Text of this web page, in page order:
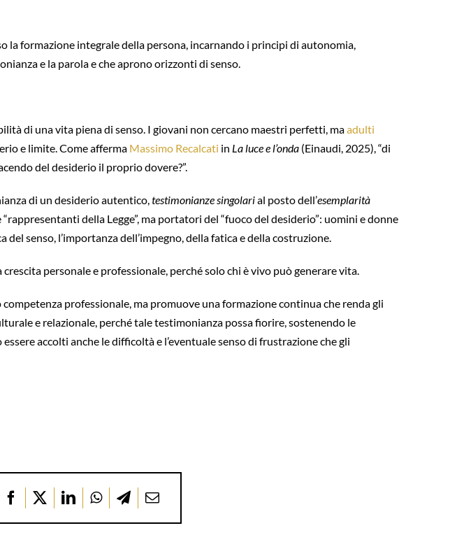
la formazione integrale della persona, incarnando i principi di autonomia,
e la parola e che aprono orizzonti di senso.
di una vita piena di senso. I giovani non cercano maestri perfetti, maadulti
e limite. Come affermaMassimo Recalcati in La luce e l’onda(Einaudi, 2025), “di
del desiderio il proprio dovere?”.
di un desiderio autentico,testimonianze singolarial posto dell’esemplarità
della Legge”, ma portatori del “fuoco del desiderio”: uomini e donne
senso, l’importanza dell’impegno, della fatica e della costruzione.
crescita personale e professionale, perché solo chi è vivo può generare vita.
professionale, ma promuove una formazione continua che renda gli
e relazionale, perché tale testimonianza possa fiorire, sostenendo le
accolti anche le difficoltà e l’eventuale senso di frustrazione che gli